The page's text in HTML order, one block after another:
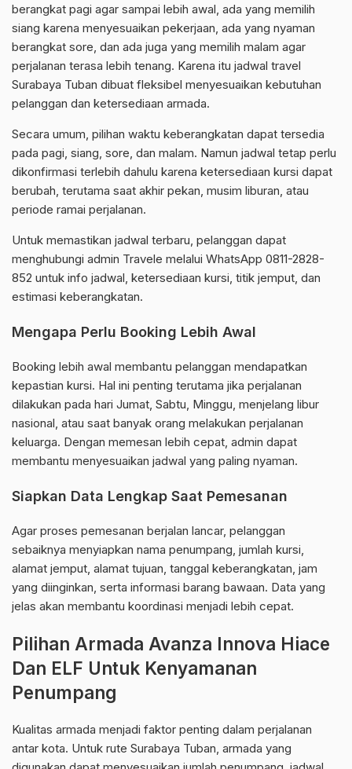
berangkat pagi agar sampai lebih awal, ada yang memilih
siang karena menyesuaikan pekerjaan, ada yang nyaman
berangkat sore, dan ada juga yang memilih malam agar
perjalanan terasa lebih tenang. Karena itu jadwal travel
Surabaya Tuban dibuat fleksibel menyesuaikan kebutuhan
pelanggan dan ketersediaan armada.
Secara umum, pilihan waktu keberangkatan dapat tersedia
pada pagi, siang, sore, dan malam. Namun jadwal tetap perlu
dikonfirmasi terlebih dahulu karena ketersediaan kursi dapat
berubah, terutama saat akhir pekan, musim liburan, atau
periode ramai perjalanan.
Untuk memastikan jadwal terbaru, pelanggan dapat
menghubungi admin Travele melalui WhatsApp 0811-2828-
852 untuk info jadwal, ketersediaan kursi, titik jemput, dan
estimasi keberangkatan.
Mengapa Perlu Booking Lebih Awal
Booking lebih awal membantu pelanggan mendapatkan
kepastian kursi. Hal ini penting terutama jika perjalanan
dilakukan pada hari Jumat, Sabtu, Minggu, menjelang libur
nasional, atau saat banyak orang melakukan perjalanan
keluarga. Dengan memesan lebih cepat, admin dapat
membantu menyesuaikan jadwal yang paling nyaman.
Siapkan Data Lengkap Saat Pemesanan
Agar proses pemesanan berjalan lancar, pelanggan
sebaiknya menyiapkan nama penumpang, jumlah kursi,
alamat jemput, alamat tujuan, tanggal keberangkatan, jam
yang diinginkan, serta informasi barang bawaan. Data yang
jelas akan membantu koordinasi menjadi lebih cepat.
Pilihan Armada Avanza Innova Hiace
Dan ELF Untuk Kenyamanan
Penumpang
Kualitas armada menjadi faktor penting dalam perjalanan
antar kota. Untuk rute Surabaya Tuban, armada yang